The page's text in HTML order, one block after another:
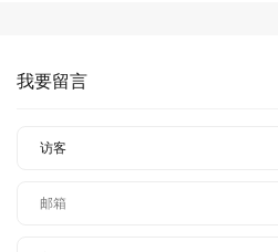
我要留言